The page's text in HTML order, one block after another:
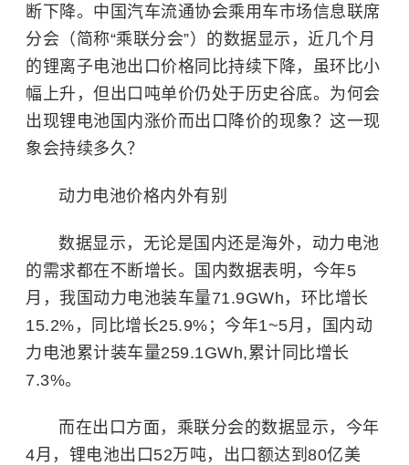
断下降。中国汽车流通协会乘用车市场信息联席
分会（简称“乘联分会”）的数据显示，近几个月
的锂离子电池出口价格同比持续下降，虽环比小
幅上升，但出口吨单价仍处于历史谷底。为何会
出现锂电池国内涨价而出口降价的现象？这一现
象会持续多久？
动力电池价格内外有别
数据显示，无论是国内还是海外，动力电池
的需求都在不断增长。国内数据表明，今年5
月，我国动力电池装车量71.9GWh，环比增长
15.2%，同比增长25.9%；今年1~5月，国内动
力电池累计装车量259.1GWh,累计同比增长
7.3%。
而在出口方面，乘联分会的数据显示，今年
4月，锂电池出口52万吨，出口额达到80亿美